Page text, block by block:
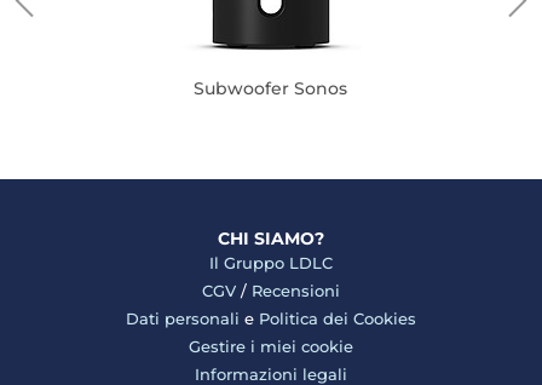
Subwoofer Sonos
CHI SIAMO?
Il Gruppo LDLC
CGV / Recensioni
Dati personali e Politica dei Cookies
Gestire i miei cookie
Informazioni legali